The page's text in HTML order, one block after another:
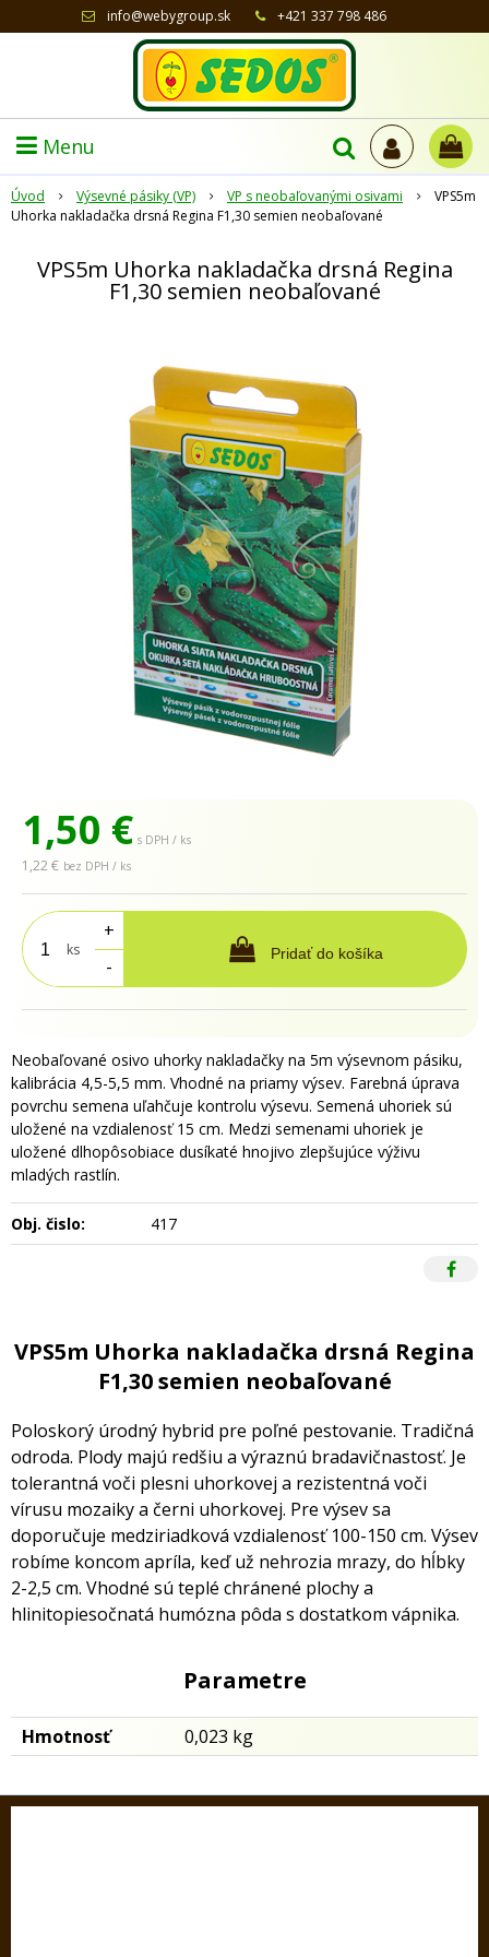
info@webygroup.sk +421 337 798 486
Menu
Úvod Výsevné pásiky (VP) VP s neobaľovanými osivami
VPS5m
Uhorka nakladačka drsná Regina F1,30 semien neobaľované
VPS5m Uhorka nakladačka drsná Regina
F1,30 semien neobaľované
1,50 € s DPH / ks
1,22 € bez DPH / ks
ks
+
-
Pridať do košíka
Neobaľované osivo uhorky nakladačky na 5m výsevnom pásiku,
kalibrácia 4,5-5,5 mm. Vhodné na priamy výsev. Farebná úprava
povrchu semena uľahčuje kontrolu výsevu. Semená uhoriek sú
uložené na vzdialenosť 15 cm. Medzi semenami uhoriek je
uložené dlhopôsobiace dusíkaté hnojivo zlepšujúce výživu
mladých rastlín.
Obj. čislo: 417
VPS5m Uhorka nakladačka drsná Regina
F1,30 semien neobaľované
Poloskorý úrodný hybrid pre poľné pestovanie. Tradičná
odroda. Plody majú redšiu a výraznú bradavičnastosť. Je
tolerantná voči plesni uhorkovej a rezistentná voči
vírusu mozaiky a černi uhorkovej. Pre výsev sa
doporučuje medziriadková vzdialenosť 100-150 cm. Výsev
robíme koncom apríla, keď už nehrozia mrazy, do hĺbky
2-2,5 cm. Vhodné sú teplé chránené plochy a
hlinitopiesočnatá humózna pôda s dostatkom vápnika.
Parametre
Hmotnosť 0,023 kg